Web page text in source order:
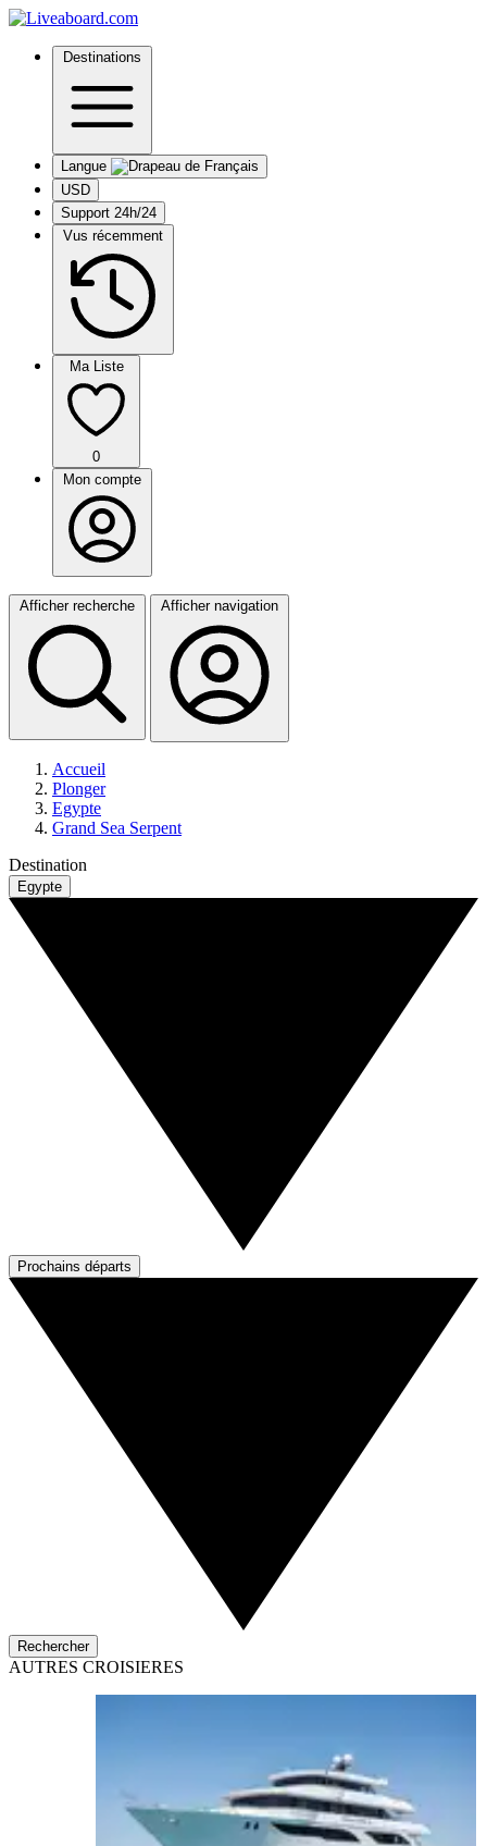
Destinations
Langue
USD
Support 24h/24
Vus récemment
Ma Liste
0
Mon compte
Afficher recherche Afficher navigation
Accueil
Plonger
Egypte
Grand Sea Serpent
Destination
Egypte
Prochains départs
Rechercher
AUTRES CROISIERES